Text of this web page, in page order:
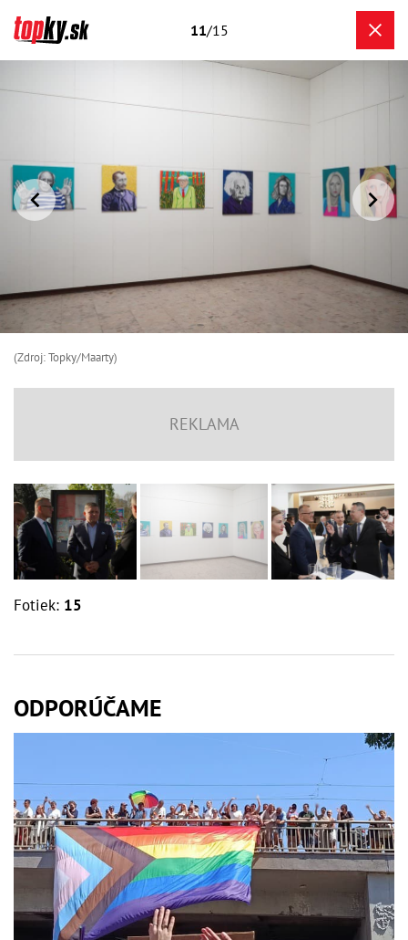
11/15
(Zdroj: Topky/Maarty)
Fotiek: 15
ODPORÚČAME